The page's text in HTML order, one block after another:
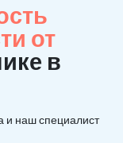
от
в
и наш специалист